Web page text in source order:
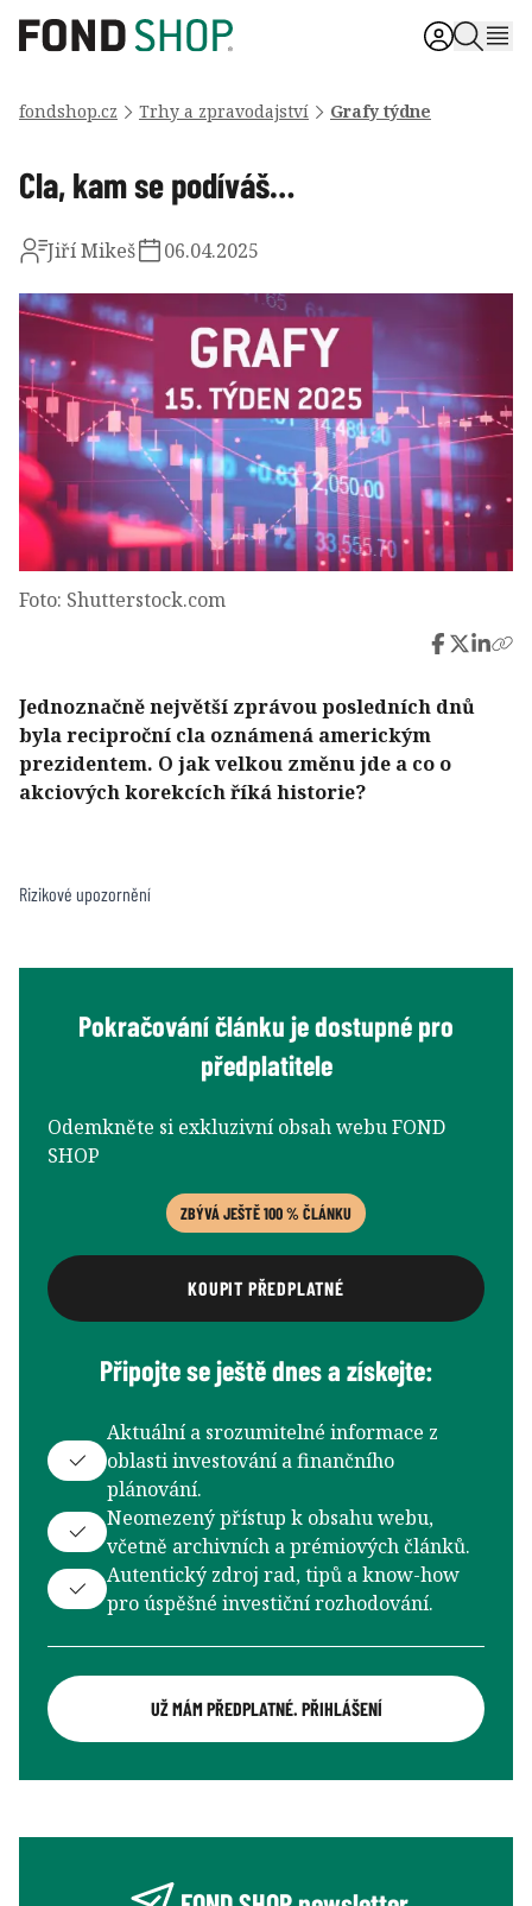
fondshop.cz Trhy a zpravodajství Grafy týdne
Cla, kam se podíváš…
Jiří Mikeš 06.04.2025
Foto: Shutterstock.com
Jednoznačně největší zprávou posledních dnů
byla reciproční cla oznámená americkým
prezidentem. O jak velkou změnu jde a co o
akciových korekcích říká historie?
Rizikové upozornění
Pokračování článku je dostupné pro
předplatitele
Odemkněte si exkluzivní obsah webu FOND
SHOP
ZBÝVÁ JEŠTĚ 100 % ČLÁNKU
KOUPIT PŘEDPLATNÉ
Připojte se ještě dnes a získejte:
Aktuální a srozumitelné informace z
oblasti investování a finančního
plánování.
Neomezený přístup k obsahu webu,
včetně archivních a prémiových článků.
Autentický zdroj rad, tipů a know-how
pro úspěšné investiční rozhodování.
UŽ MÁM PŘEDPLATNÉ. PŘIHLÁŠENÍ